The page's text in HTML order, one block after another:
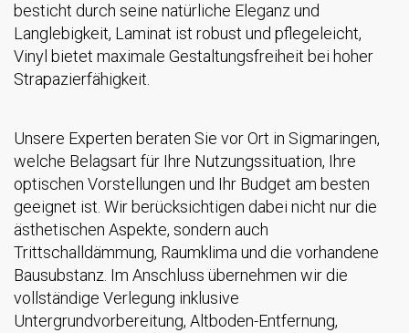
besticht durch seine natürliche Eleganz und
Langlebigkeit, Laminat ist robust und pflegeleicht,
Vinyl bietet maximale Gestaltungsfreiheit bei hoher
Strapazierfähigkeit.
Unsere Experten beraten Sie vor Ort in Sigmaringen,
welche Belagsart für Ihre Nutzungssituation, Ihre
optischen Vorstellungen und Ihr Budget am besten
geeignet ist. Wir berücksichtigen dabei nicht nur die
ästhetischen Aspekte, sondern auch
Trittschalldämmung, Raumklima und die vorhandene
Bausubstanz. Im Anschluss übernehmen wir die
vollständige Verlegung inklusive
Untergrundvorbereitung, Altboden-Entfernung,